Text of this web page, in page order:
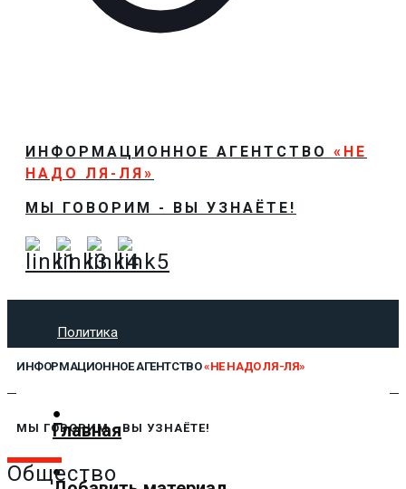
ИНФОРМАЦИОННОЕ АГЕНТСТВО «НЕ
НАДО ЛЯ-ЛЯ»
МЫ ГОВОРИМ - ВЫ УЗНАЁТЕ!
Политика
Технологии
Предложить новость
ИНФОРМАЦИОННОЕ АГЕНТСТВО«НЕ НАДО ЛЯ-ЛЯ»
Главная
МЫ ГОВОРИМ - ВЫ УЗНАЁТЕ!
Общество